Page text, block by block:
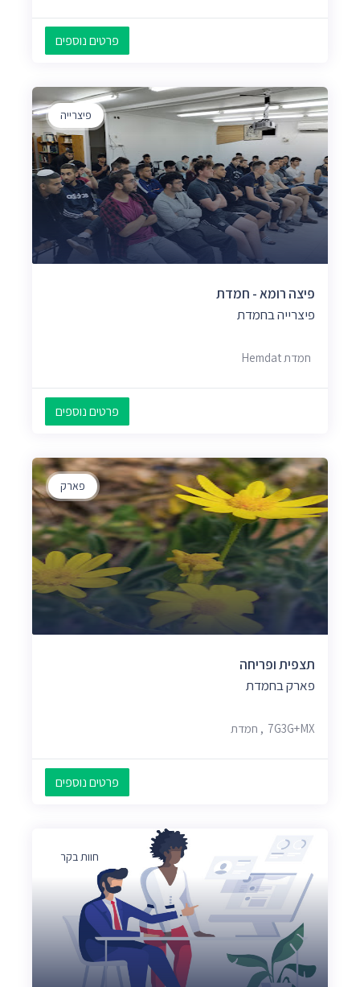
פרטים נוספים
פיצרייה
פיצה רומא - חמדת
פיצרייה בחמדת
חמדת Hemdat
פרטים נוספים
פארק
תצפית ופריחה
פארק בחמדת
7G3G+MX, חמדת
פרטים נוספים
חוות בקר